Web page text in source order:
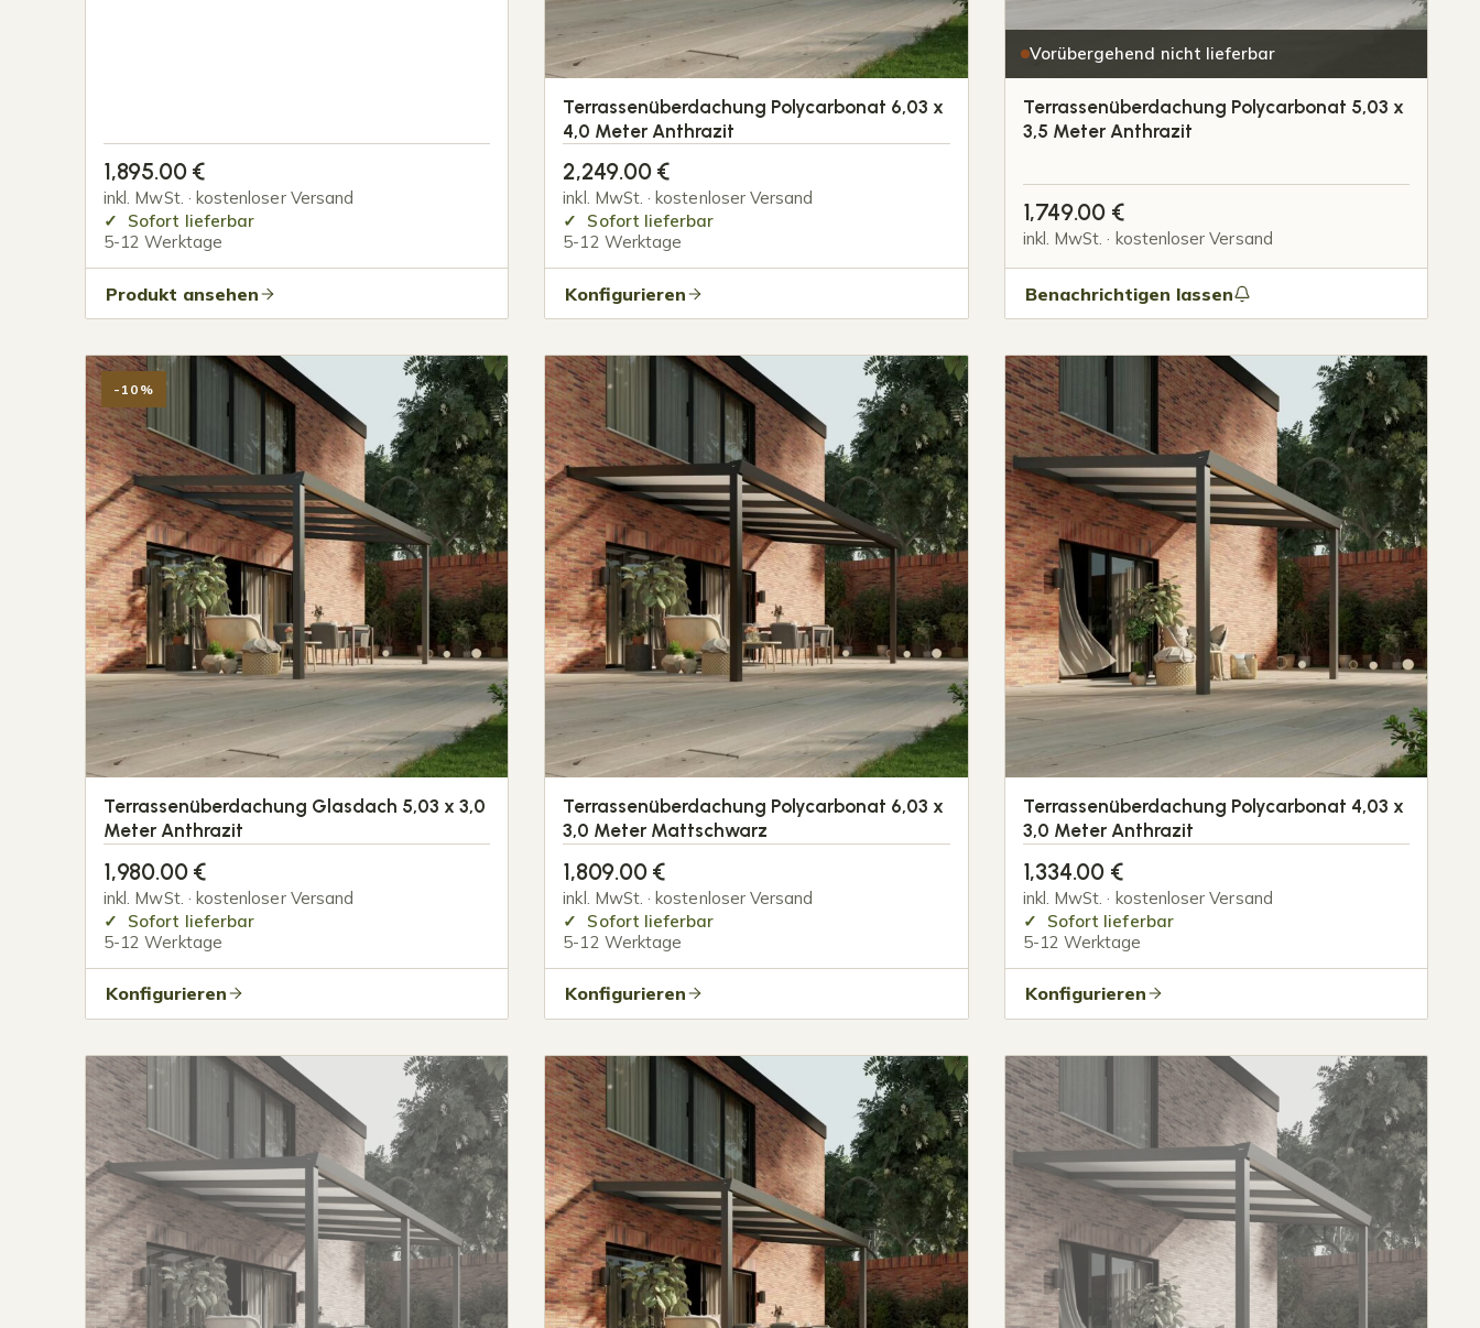
1,895.00 €
inkl. MwSt. · kostenloser Versand
Sofort lieferbar
5-12 Werktage
Produkt ansehen
Terrassenüberdachung Polycarbonat 6,03 x
4,0 Meter Anthrazit
2,249.00 €
inkl. MwSt. · kostenloser Versand
Sofort lieferbar
5-12 Werktage
Konfigurieren
Vorübergehend nicht lieferbar
Terrassenüberdachung Polycarbonat 5,03 x
3,5 Meter Anthrazit
1,749.00 €
inkl. MwSt. · kostenloser Versand
Benachrichtigen lassen
-10%
Terrassenüberdachung Glasdach 5,03 x 3,0
Meter Anthrazit
1,980.00 €
inkl. MwSt. · kostenloser Versand
Sofort lieferbar
5-12 Werktage
Konfigurieren
Terrassenüberdachung Polycarbonat 6,03 x
3,0 Meter Mattschwarz
1,809.00 €
inkl. MwSt. · kostenloser Versand
Sofort lieferbar
5-12 Werktage
Konfigurieren
Terrassenüberdachung Polycarbonat 4,03 x
3,0 Meter Anthrazit
1,334.00 €
inkl. MwSt. · kostenloser Versand
Sofort lieferbar
5-12 Werktage
Konfigurieren